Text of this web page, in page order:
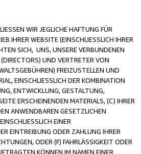
WIR JEGLICHE HAFTUNG FÜR
IHRER WEBSITE (EINSCHLIESSLICH IHRER
SICH, UNS, UNSERE VERBUNDENEN
UND VERTRETER VON
FREIZUSTELLEN UND
EINSCHLIESSLICH DER KOMBINATION
ENTWICKLUNG, GESTALTUNG,
ERSCHEINENDEN MATERIALS, (C) IHRER
ANWENDBAREN GESETZLICHEN
EINER
EINTREIBUNG ODER ZAHLUNG IHRER
ODER (F) FAHRLÄSSIGKEIT ODER
KÖNNEN IM NAMEN EINER